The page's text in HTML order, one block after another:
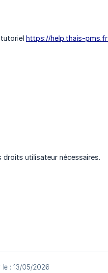
https://help.thais-
utilisateur nécessaires.
le : 13/05/2026